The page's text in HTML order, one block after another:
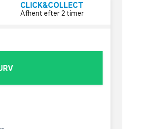
CLICK&COLLECT
Afhent efter 2 timer